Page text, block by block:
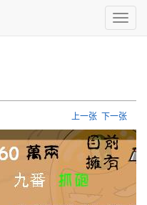
Toggle
上一张 下一张